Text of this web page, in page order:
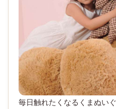
毎日触れたくなるくまぬい